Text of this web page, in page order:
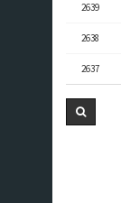
2639
2638
2637